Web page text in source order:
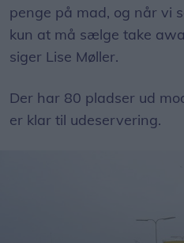
penge på mad, og når vi
kun at må sælge take
siger Lise Møller.
Der har 80 pladser ud
er klar til udeservering.